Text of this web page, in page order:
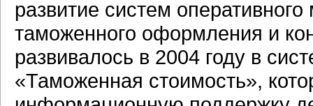
развитие систем
таможенного оформления и
развивалось в 2004 году в
«Таможенная стоимость»,